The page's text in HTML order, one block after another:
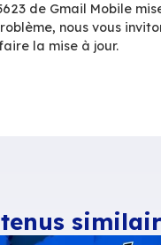
connectivité
des téléphones
sont :
Gmail, version
Android et